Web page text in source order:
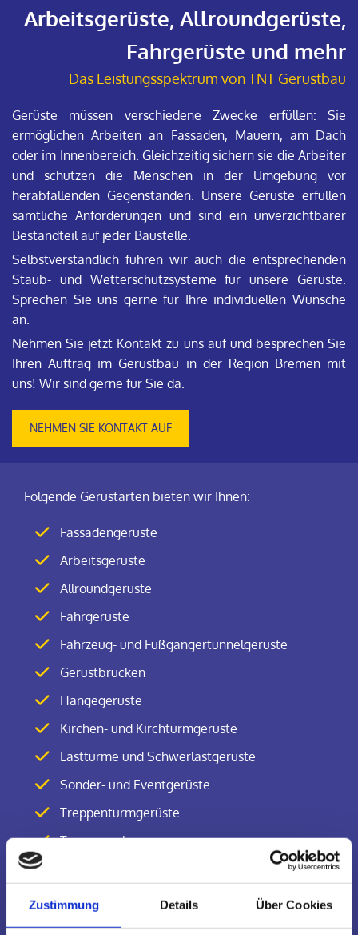
Zustimmung Details Über Cookies
Arbeitsgerüste, Allroundgerüste,
Fahrgerüste und mehr
Das Leistungsspektrum von TNT Gerüstbau
Gerüste müssen verschiedene Zwecke erfüllen: Sie
ermöglichen Arbeiten an Fassaden, Mauern, am Dach
oder im Innenbereich. Gleichzeitig sichern sie die Arbeiter
und schützen die Menschen in der Umgebung vor
herabfallenden Gegenständen. Unsere Gerüste erfüllen
sämtliche Anforderungen und sind ein unverzichtbarer
Bestandteil auf jeder Baustelle.
Selbstverständlich führen wir auch die entsprechenden
Staub- und Wetterschutzsysteme für unsere Gerüste.
Sprechen Sie uns gerne für Ihre individuellen Wünsche
an.
Nehmen Sie jetzt Kontakt zu uns auf und besprechen Sie
Ihren Auftrag im Gerüstbau in der Region Bremen mit
uns! Wir sind gerne für Sie da.
NEHMEN SIE KONTAKT AUF
Folgende Gerüstarten bieten wir Ihnen:
Fassadengerüste
Arbeitsgerüste
Allroundgerüste
Fahrgerüste
Fahrzeug- und Fußgängertunnelgerüste
Gerüstbrücken
Hängegerüste
Kirchen- und Kirchturmgerüste
Lasttürme und Schwerlastgerüste
Sonder- und Eventgerüste
Treppenturmgerüste
Treppenanlagen